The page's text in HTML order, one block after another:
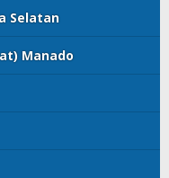
Selatan
Manado